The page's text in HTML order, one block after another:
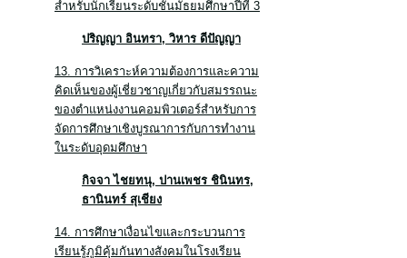
สำหรับนักเรียนระดับชั้นมัธยมศึกษาปีที่ 3
ปริญญา อินทรา, วิหาร ดีปัญญา
13. การวิเคราะห์ความต้องการและความ
คิดเห็นของผู้เชี่ยวชาญเกี่ยวกับสมรรถนะ
ของตำแหน่งงานคอมพิวเตอร์สำหรับการ
จัดการศึกษาเชิงบูรณาการกับการทำงาน
ในระดับอุดมศึกษา
กิจจา ไชยทนุ, ปานเพชร ชินินทร,
ธานินทร์ สุเชียง
14. การศึกษาเงื่อนไขและกระบวนการ
เรียนรู้ภูมิคุ้มกันทางสังคมในโรงเรียน